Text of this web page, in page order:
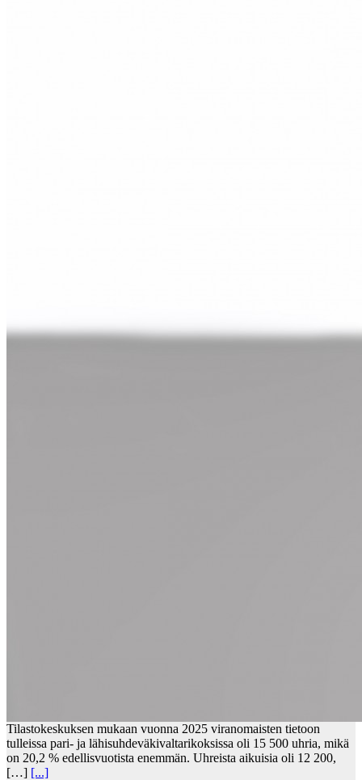
Tilastokeskuksen mukaan vuonna 2025 viranomaisten tietoon
tulleissa pari- ja lähisuhdeväkivaltarikoksissa oli 15 500 uhria, mikä
on 20,2 % edellisvuotista enemmän. Uhreista aikuisia oli 12 200,
[…] [...]